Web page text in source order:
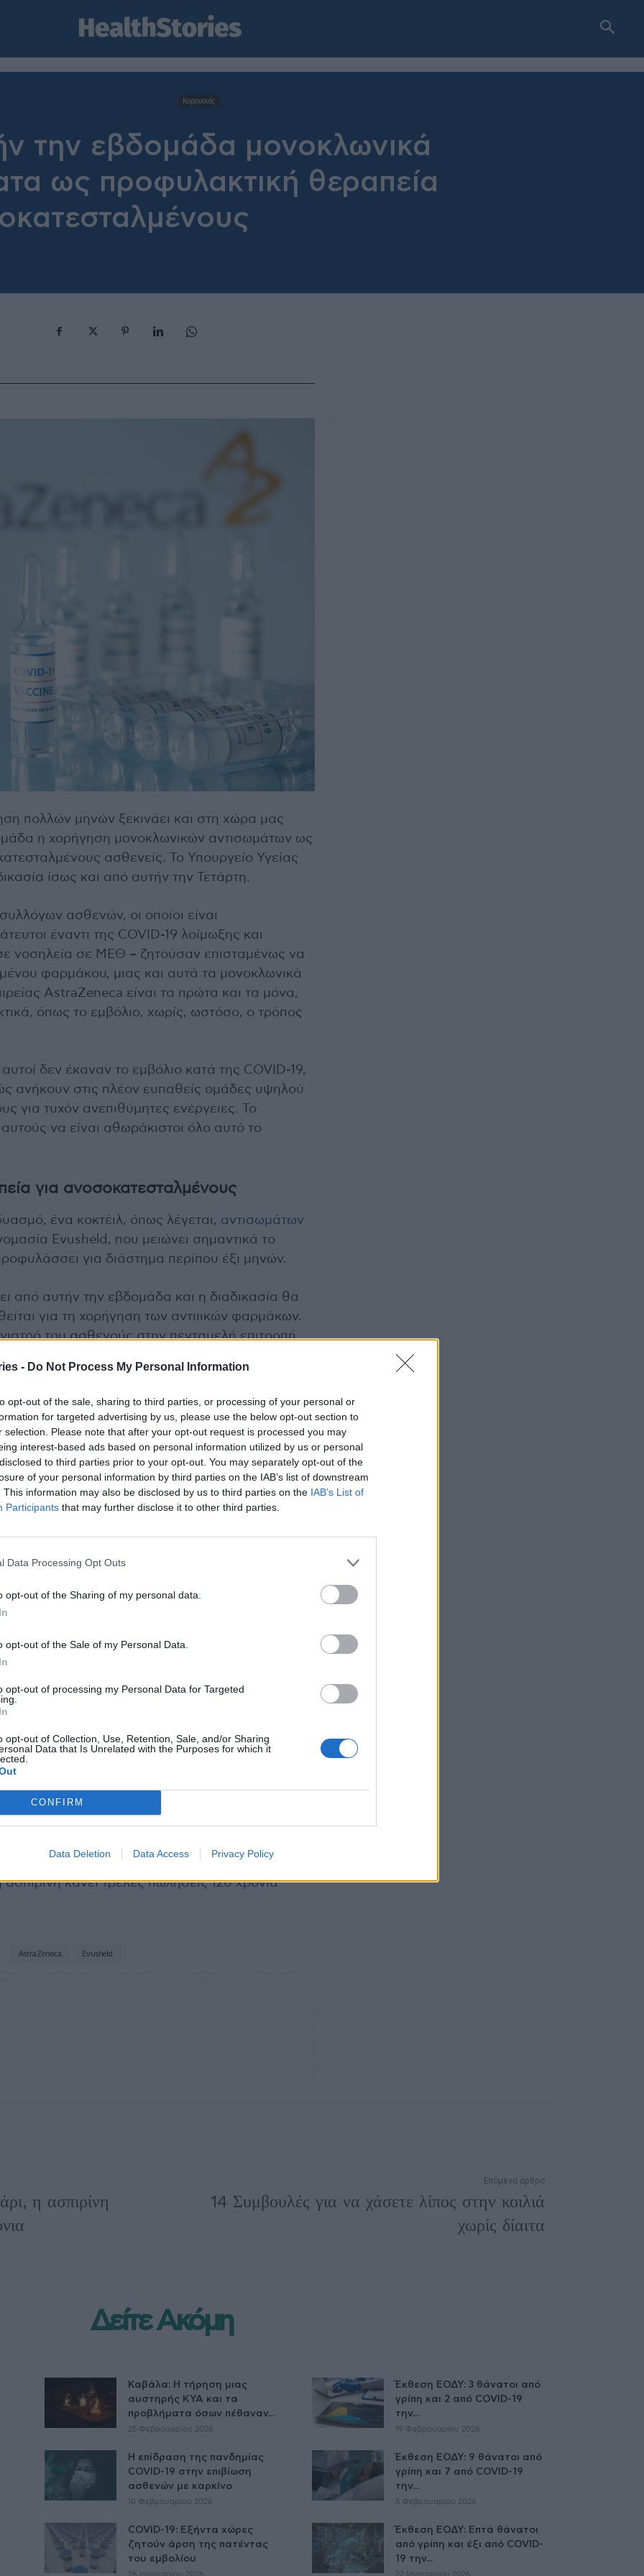
- Do Not Process My Personal Information
opt-out of the sale, sharing to third parties, or processing of your personal or
for targeted advertising by us, please use the below opt-out section to
selection. Please note that after your opt-out request is processed you may
interest-based ads based on personal information utilized by us or personal
to third parties prior to your opt-out. You may separately opt-out of the
of your personal information by third parties on the IAB’s list of downstream
This information may also be disclosed by us to third parties on the IAB’s List of
Participants that may further disclose it to other third parties.
Data Processing Opt Outs
opt-out of the Sharing of my personal data.
opt-out of the Sale of my Personal Data.
opt-out of processing my Personal Data for Targeted
opt-out of Collection, Use, Retention, Sale, and/or Sharing
Data that Is Unrelated with the Purposes for which it
CONFIRM
Data Deletion Data Access Privacy Policy
Κορονοιός
την εβδομάδα μονοκλωνικά
ως προφυλακτική θεραπεία
πολλών μηνών ξεκινάει και στη χώρα μας
η χορήγηση μονοκλωνικών αντισωμάτων ως
ασθενείς. Το Υπουργείο Υγείας
ίσως και από αυτήν την Τετάρτη.
ασθενών, οι οποίοι είναι
έναντι της COVID-19 λοίμωξης και
νοσηλεία σε ΜΕΘ – ζητούσαν επισταμένως να
φαρμάκου, μιας και αυτά τα μονοκλωνικά
AstraZeneca είναι τα πρώτα και τα μόνα,
όπως το εμβόλιο, χωρίς, ωστόσο, ο τρόπος
δεν έκαναν το εμβόλιο κατά της COVID-19,
ανήκουν στις πλέον ευπαθείς ομάδες υψηλού
για τυχόν ανεπιθύμητες ενέργειες. Το
να είναι αθωράκιστοι όλο αυτό το
για ανοσοκατεσταλμένους
ένα κοκτέιλ, όπως λέγεται, αντισωμάτων
Evusheld, που μειώνει σημαντικά το
για διάστημα περίπου έξι μηνών.
από αυτήν την εβδομάδα και η διαδικασία θα
για τη χορήγηση των αντιιικών φαρμάκων.
του ασθενούς στην πενταμελή επιτροπή
η οποία θα αξιολογεί τον ασθενή και τις
και στη συνέχεια θα ακολουθεί η
της ομάδας ασθενών που μπορούν σε πρώτη
Πιο συγκεκριμένα, θα διατίθεται σε
κακοήθεια υπό θεραπεία, σε όσους έχουν
των οστών ή συμπαγών οργάνων και σε όσους
παράγοντες έναντι Β κυττάρων.
να έχουν νοσήσει (κάτι που θα ελέγχεται από
τους θα πρέπει να συνοδεύεται από
ωρών. Η απάντηση της επιτροπής θα δίνεται
με μήνυμα (SMS) στο κινητό τηλέφωνο του
την αίτηση στην ειδική πλατφόρμα.
αρχικά στην Αττική και στη Θεσσαλονίκη, και
νοσοκομεία της Περιφέρειας. Η θεραπεία
που θα χορηγούνται διαδοχικά
Οξφόρδηςέδειξαν ότι το το Evusheld “διατηρεί
των υποπαραλλαγών Όμικρον 4 και 5”.
κάνει τρελές πωλήσεις 120 χρόνια
AstraZeneca Evusheld
η ασπιρίνη
Επόμενο άρθρο
14 Συμβουλές για να χάσετε λίπος στην κοιλιά
χωρίς δίαιτα
Δείτε Ακόμη
Καβάλα: Η τήρηση μιας
αυστηρής ΚΥΑ και τα
προβλήματα όσων πέθαναν...
25 Φεβρουαρίου 2026
Έκθεση ΕΟΔΥ: 3 θάνατοι από
γρίπη και 2 από COVID-19
την...
19 Φεβρουαρίου 2026
Η επίδραση της πανδημίας
COVID-19 στην επιβίωση
ασθενών με καρκίνο
10 Φεβρουαρίου 2026
Έκθεση ΕΟΔΥ: 9 θάνατοι από
γρίπη και 7 από COVID-19
την...
5 Φεβρουαρίου 2026
COVID-19: Εξήντα χώρες
ζητούν άρση της πατέντας
του εμβολίου
26 Ιανουαρίου 2026
Έκθεση ΕΟΔΥ: Επτά θάνατοι
από γρίπη και έξι από COVID-
19 την...
22 Ιανουαρίου 2026